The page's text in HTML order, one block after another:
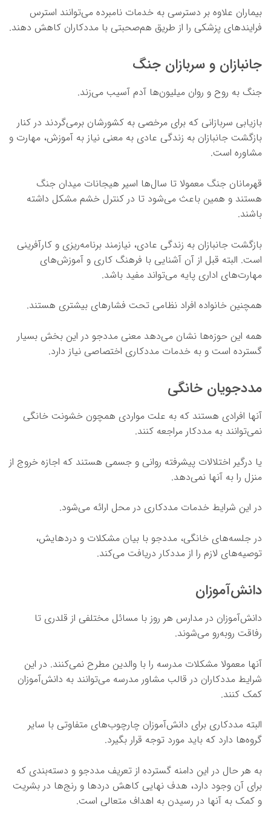
بیماران علاوه بر دسترسی به خدمات نامبرده می‌توانند استرس
فرایندهای پزشکی را از طریق هم‌صحبتی با مددکاران کاهش دهند.
جانبازان و سربازان جنگ
جنگ به روح و روان میلیون‌ها آدم آسیب می‌زند.
بازیابی سربازانی که برای مرخصی به کشورشان برمی‌گردند در کنار
بازگشت جانبازان به زندگی عادی به معنی نیاز به آموزش، مهارت و
مشاوره است.
قهرمانان جنگ معمولا تا سال‌ها اسیر هیجانات میدان جنگ
هستند و همین باعث می‌شود تا در کنترل خشم مشکل داشته
باشند.
بازگشت جانبازان به زندگی عادی، نیازمند برنامه‌ریزی و کارآفرینی
است. البته قبل از آن آشنایی با فرهنگ کاری و آموزش‌های
مهارت‌های اداری پایه می‌تواند مفید باشد.
همچنین خانواده افراد نظامی تحت فشارهای بیشتری هستند.
همه این حوزه‌ها نشان می‌دهد معنی مددجو در این بخش بسیار
گسترده است و به خدمات مددکاری اختصاصی نیاز دارد.
مددجویان خانگی
آنها افرادی هستند که به علت مواردی همچون خشونت خانگی
نمی‌توانند به مددکار مراجعه کنند.
یا درگیر اختلالات پیشرفته روانی و جسمی هستند که اجازه خروج از
منزل را به آنها نمی‌دهد.
در این شرایط خدمات مددکاری در محل ارائه می‌شود.
در جلسه‌های خانگی، مددجو با بیان مشکلات و دردهایش،
توصیه‌های لازم را از مددکار دریافت می‌کند.
دانش‌آموزان
دانش‌آموزان در مدارس هر روز با مسائل مختلفی از قلدری تا
رفاقت روبه‌رو می‌شوند.
آنها معمولا مشکلات مدرسه را با والدین مطرح نمی‌کنند. در این
شرایط مددکاران در قالب مشاور مدرسه می‌توانند به دانش‌آموزان
کمک کنند.
البته مددکاری برای دانش‌آموزان چارچوب‌های متفاوتی با سایر
گروه‌ها دارد که باید مورد توجه قرار بگیرد.
به هر حال در این دامنه گسترده از تعریف مددجو و دسته‌بندی که
برای آن وجود دارد، هدف نهایی کاهش دردها و رنج‌ها در بشریت
و کمک به آنها در رسیدن به اهداف متعالی است.